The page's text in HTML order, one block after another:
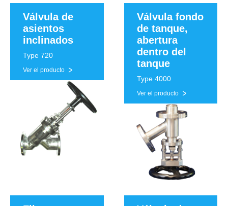
Válvula de
asientos
inclinados
Type 720
Ver el producto
Válvula fondo
de tanque,
abertura
dentro del
tanque
Type 4000
Ver el producto